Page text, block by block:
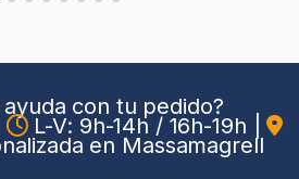
con tu pedido?
L-V: 9h-14h / 16h-19h
en Massamagrell